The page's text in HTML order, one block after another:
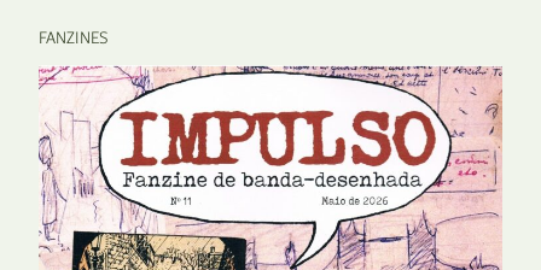
FANZINES